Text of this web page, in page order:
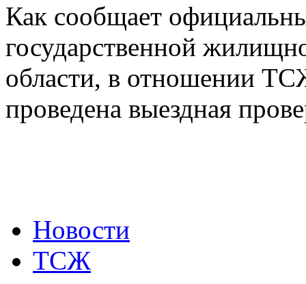
Как сообщает
государственной
области, в отношении
проведена выездная
Новости
ТСЖ